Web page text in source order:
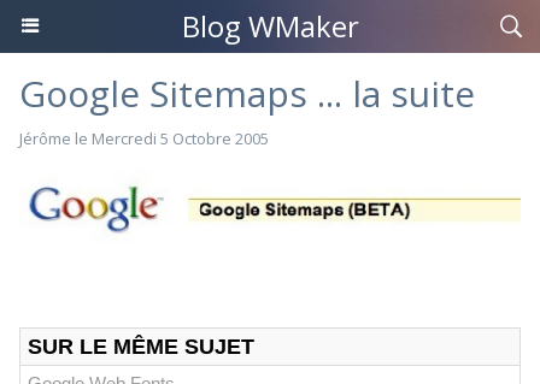
Blog WMaker
Google Sitemaps ... la suite
Jérôme le Mercredi 5 Octobre 2005
SUR LE MÊME SUJET